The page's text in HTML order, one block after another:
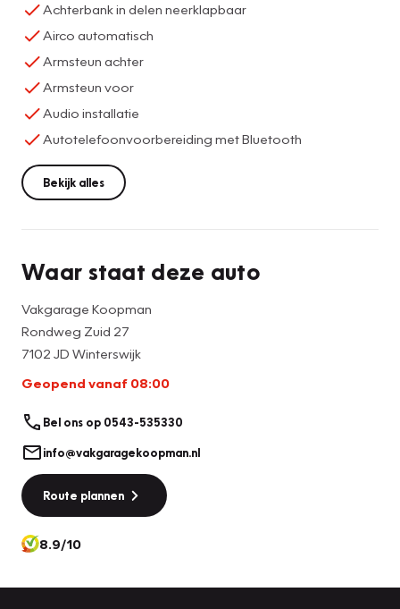
Achterbank in delen neerklapbaar
Airco automatisch
Armsteun achter
Armsteun voor
Audio installatie
Autotelefoonvoorbereiding met Bluetooth
Bekijk alles
Waar staat deze auto
Vakgarage Koopman
Rondweg Zuid 27
7102 JD Winterswijk
Geopend vanaf 08:00
Bel ons op 0543-535330
info@vakgaragekoopman.nl
Route plannen
8.9/10